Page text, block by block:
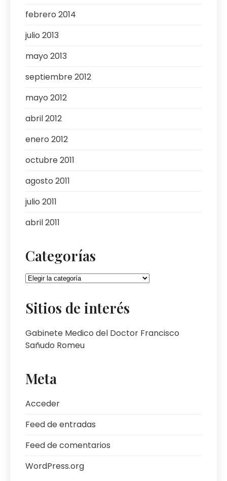
febrero 2014
julio 2013
mayo 2013
septiembre 2012
mayo 2012
abril 2012
enero 2012
octubre 2011
agosto 2011
julio 2011
abril 2011
Categorías
Categorías
Sitios de interés
Gabinete Medico del Doctor Francisco
Sañudo Romeu
Meta
Acceder
Feed de entradas
Feed de comentarios
WordPress.org